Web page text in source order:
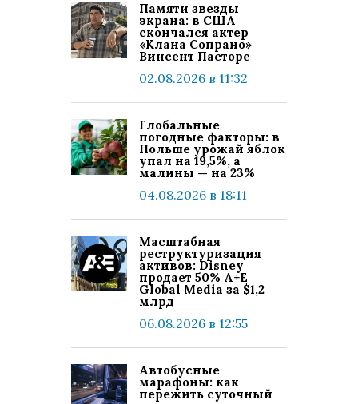
Памяти звезды
экрана: в США
скончался актер
«Клана Сопрано»
Винсент Пасторе
02.08.2026 в 11:32
Глобальные
погодные факторы: в
Польше урожай яблок
упал на 19,5%, а
малины — на 23%
04.08.2026 в 18:11
Масштабная
реструктуризация
активов: Disney
продает 50% A+E
Global Media за $1,2
млрд
06.08.2026 в 12:55
Автобусные
марафоны: как
пережить суточный